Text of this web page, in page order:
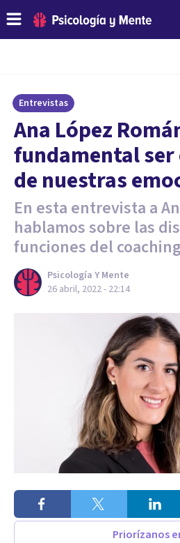
Entrevistas
Ana López
fundamental
de nuestras
En esta entrevista a
hablamos sobre las
funciones del
Psicología Y Mente
26 abril, 2022 - 22:14
Priorízanos